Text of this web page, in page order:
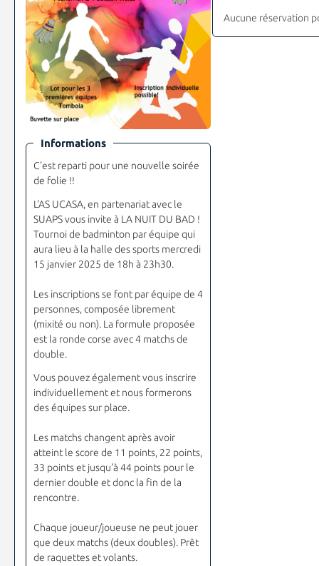
Informations
C'est reparti pour une nouvelle soirée
de folie !!
L'AS UCASA, en partenariat avec le
SUAPS vous invite à LA NUIT DU BAD !
Tournoi de badminton par équipe qui
aura lieu à la halle des sports mercredi
15 janvier 2025 de 18h à 23h30.
Les inscriptions se font par équipe de 4
personnes, composée librement
(mixité ou non). La formule proposée
est la ronde corse avec 4 matchs de
double.
Vous pouvez également vous inscrire
individuellement et nous formerons
des équipes sur place.
Les matchs changent après avoir
atteint le score de 11 points, 22 points,
33 points et jusqu'à 44 points pour le
dernier double et donc la fin de la
rencontre.
Chaque joueur/joueuse ne peut jouer
que deux matchs (deux doubles). Prêt
de raquettes et volants.
Aucune réservation